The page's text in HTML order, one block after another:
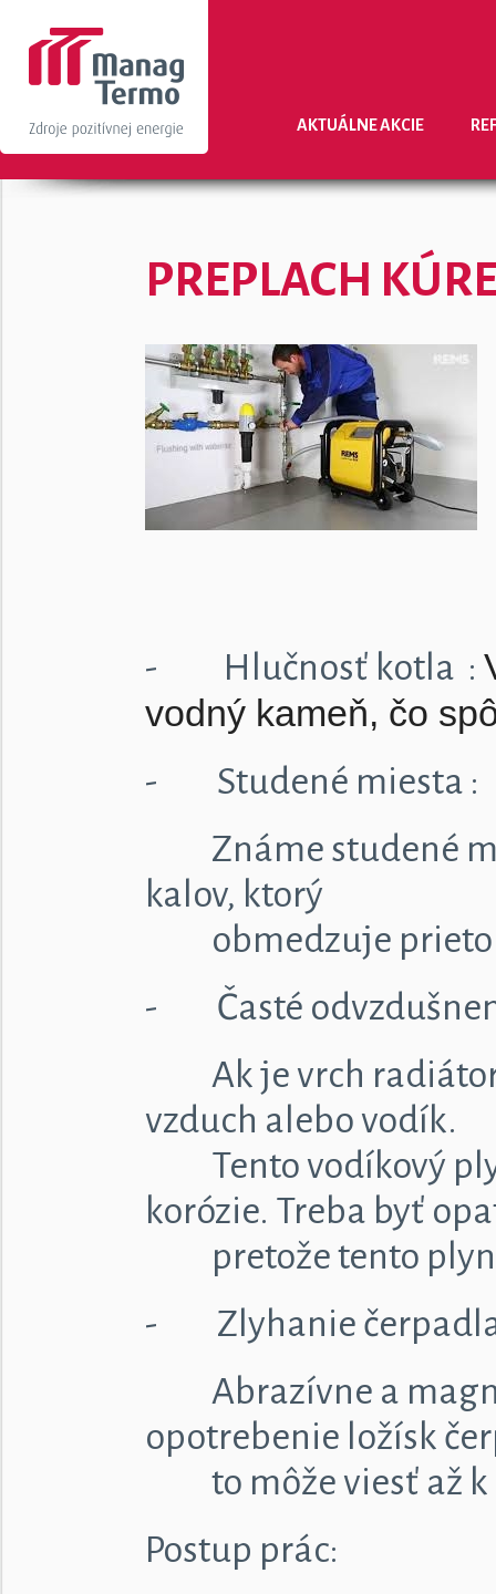
AKTUÁLNE AKCIE
PREPLACH
- Hlučnosť kotla :
vodný kameň, čo
- Studené miesta :
Známe studené
kalov, ktorý
obmedzuje prietok
- Časté
Ak je vrch
vzduch alebo vodík.
Tento vodíkový
korózie. Treba byť
pretože tento plyn
- Zlyhanie
Abrazívne a
opotrebenie ložísk
to môže viesť až k
Postup prác: